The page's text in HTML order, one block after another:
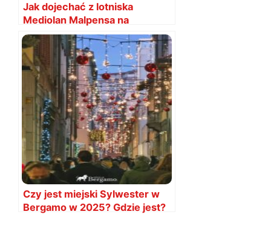
Jak dojechać z lotniska
Mediolan Malpensa na
Bergamo? Sposoby
Czy jest miejski Sylwester w
Bergamo w 2025? Gdzie jest?